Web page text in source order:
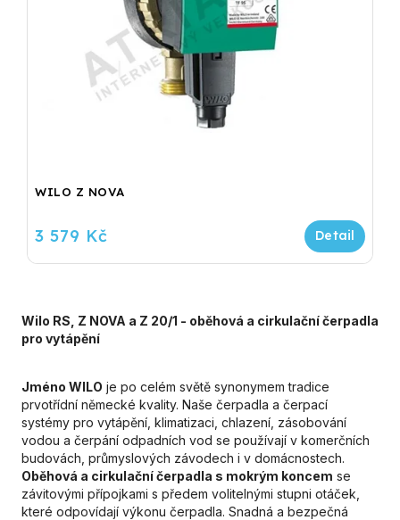
WILO Z NOVA
3 579 Kč
Wilo RS, Z NOVA a Z 20/1 - oběhová a cirkulační čerpadla
pro vytápění
Jméno WILO je po celém světě synonymem tradice
prvotřídní německé kvality. Naše čerpadla a čerpací
systémy pro vytápění, klimatizaci, chlazení, zásobování
vodou a čerpání odpadních vod se používají v komerčních
budovách, průmyslových závodech i v domácnostech.
Oběhová a cirkulační čerpadla s mokrým koncem se
závitovými přípojkami s předem volitelnými stupni otáček,
které odpovídají výkonu čerpadla. Snadná a bezpečná